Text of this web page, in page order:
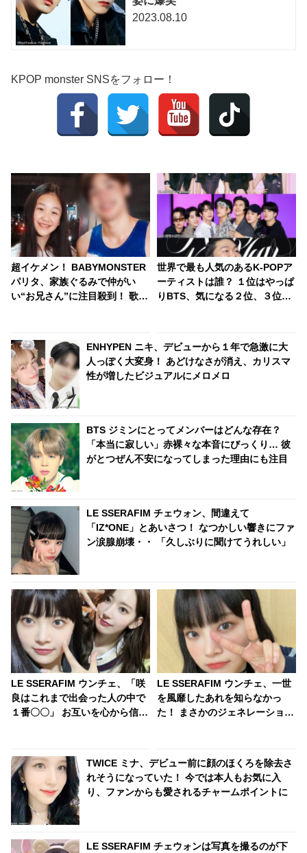
2023.08.10
KPOP monster SNSをフォロー！
超イケメン！ BABYMONSTER
パリタ、家族ぐるみで仲がい
い“お兄さん”に注目殺到！ 歌
世界で最も人気のあるK-POPア
ーティストは誰？ １位はやっぱ
りBTS、気になる２位、３位
ン！ 各国の個性あふれるデータ
に注目殺到
ENHYPEN ニキ、デビューから１年で急激に大
人っぽく大変身！ あどけなさが消え、カリスマ
性が増したビジュアルにメロメロ
BTS ジミンにとってメンバーはどんな存在？
「本当に寂しい」赤裸々な本音にびっくり… 彼
がとつぜん不安になってしまった理由にも注目
LE SSERAFIM チェウォン、間違えて
「IZ*ONE」とあいさつ！ なつかしい響きにファ
ン涙腺崩壊・・ 「久しぶりに聞けてうれしい」
LE SSERAFIM ウンチェ、「咲
良はこれまで出会った人の中で
１番〇〇」 お互いを心から信頼
LE SSERAFIM ウンチェ、一世
を風靡したあれを知らなかっ
た！ まさかのジェネレーション
の若さを実感させられる発言に
驚き
TWICE ミナ、デビュー前に顔のほくろを除去さ
れそうになっていた！ 今では本人もお気に入
り、ファンからも愛されるチャームポイントに
LE SSERAFIM チェウォンは写真を撮るのが下